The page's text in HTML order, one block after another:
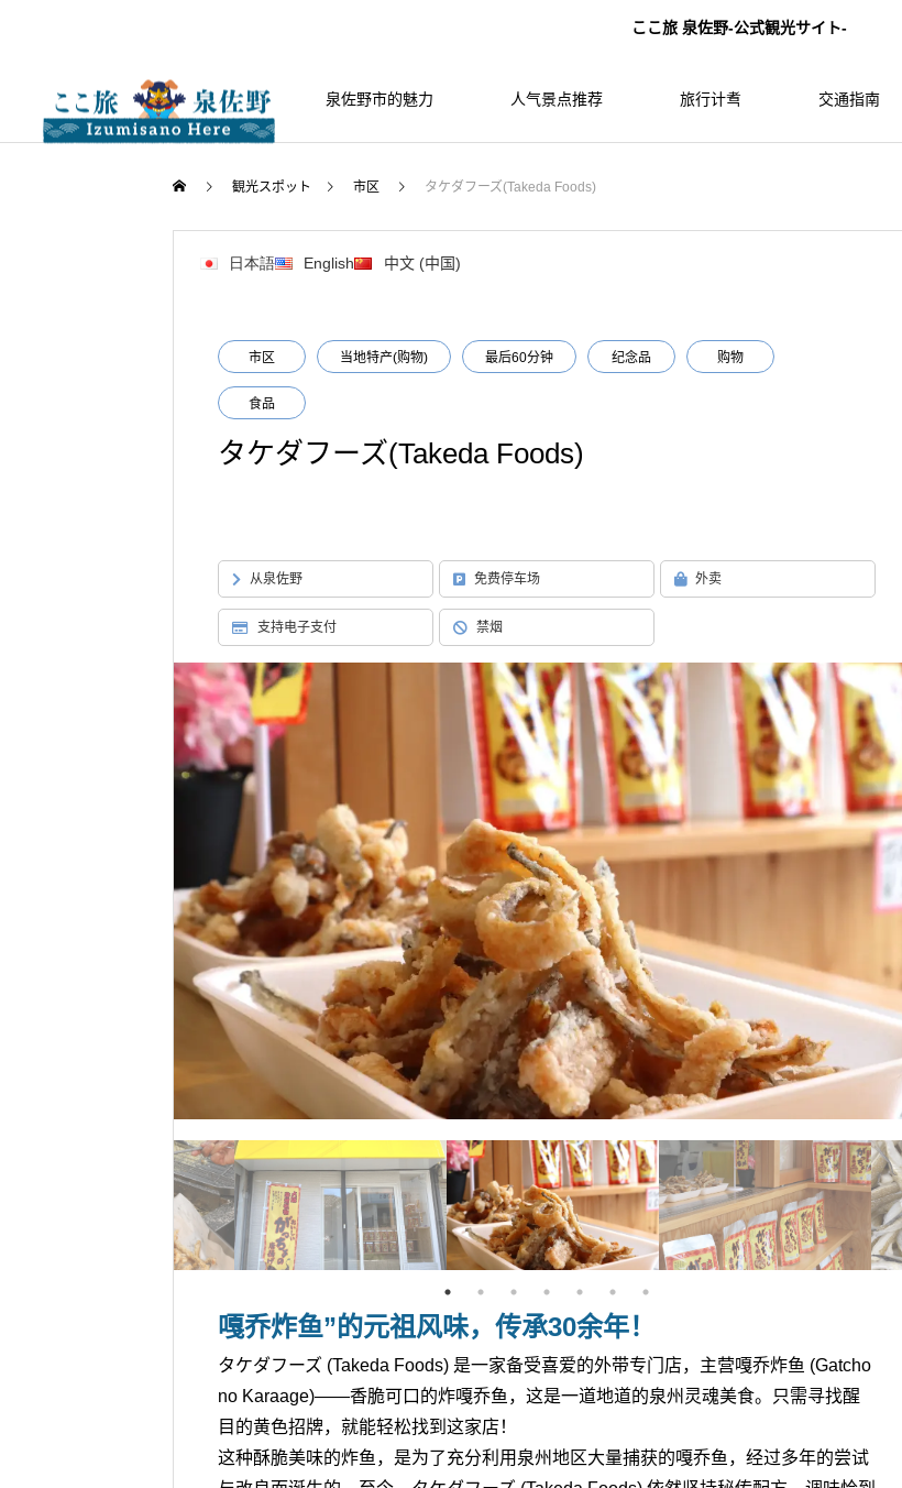
ここ旅 泉佐野-公式観光サイト-
泉佐野市的魅力 人气景点推荐 旅行计䎞 交通指南
観光スポット 市区 タケダフーズ(Takeda Foods)
日本語 English 中文 (中国)
市区 当地特产(购物) 最后60分钟 纪念品 购物
食品
タケダフーズ(Takeda Foods)
从泉佐野 免费停车场 外卖
支持电子支付 禁烟
嘎乔炸鱼”的元祖风味，传承30余年！
タケダフーズ (Takeda Foods) 是一家备受喜爱的外带专门店，主营嘎乔炸鱼 (Gatcho
no Karaage)——香脆可口的炸嘎乔鱼，这是一道地道的泉州灵魂美食。只需寻找醒
目的黄色招牌，就能轻松找到这家店！
这种酥脆美味的炸鱼，是为了充分利用泉州地区大量捕获的嘎乔鱼，经过多年的尝试